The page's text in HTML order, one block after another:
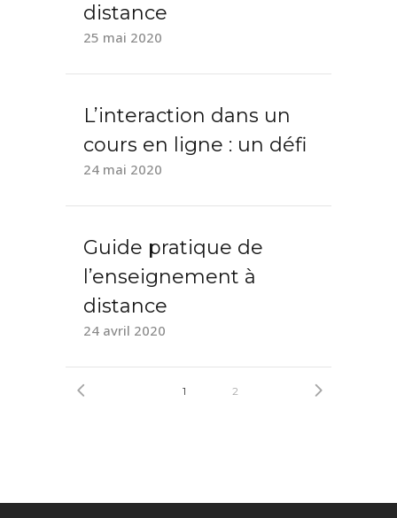
distance
25 mai 2020
L’interaction dans un
cours en ligne : un défi
24 mai 2020
Guide pratique de
l’enseignement à
distance
24 avril 2020
1 2